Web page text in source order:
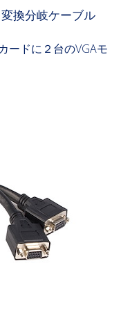
換分岐ケーブル
ードに２台のVGAモ